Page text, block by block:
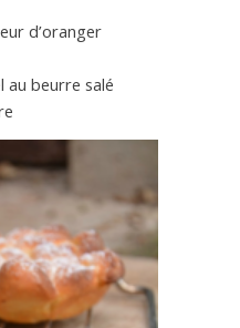
d’oranger
au beurre salé